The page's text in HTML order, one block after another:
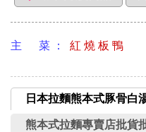
主 菜 ： 紅 燒 板 鴨
日本拉麵熊本式豚骨白
熊本式拉麵專賣店批貨